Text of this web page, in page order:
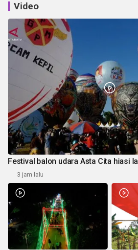
Video
Festival balon udara Asta Cita hiasi
3 jam lalu